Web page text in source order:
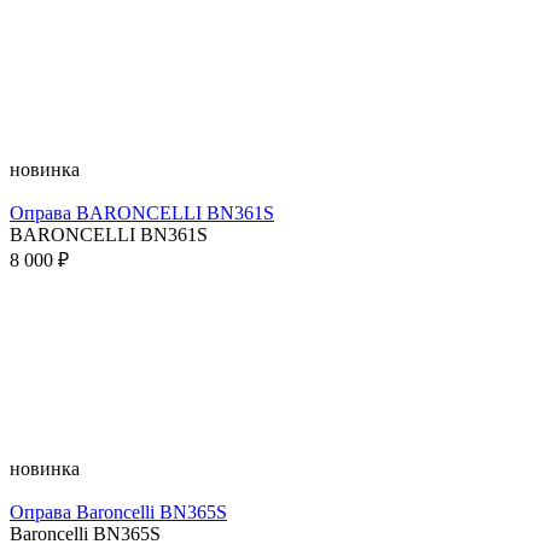
новинка
Оправа BARONCELLI BN361S
BARONCELLI BN361S
8 000 ₽
новинка
Оправа Baroncelli BN365S
Baroncelli BN365S